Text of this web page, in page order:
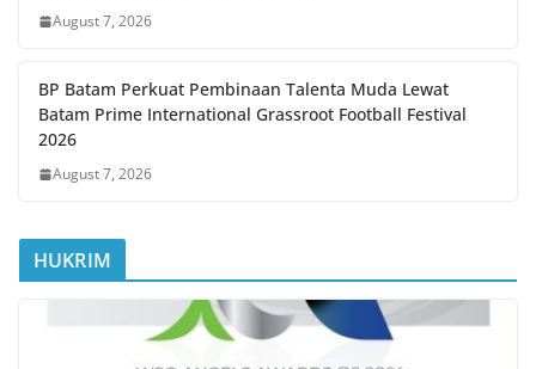
August 7, 2026
BP Batam Perkuat Pembinaan Talenta Muda Lewat
Batam Prime International Grassroot Football Festival
2026
August 7, 2026
HUKRIM